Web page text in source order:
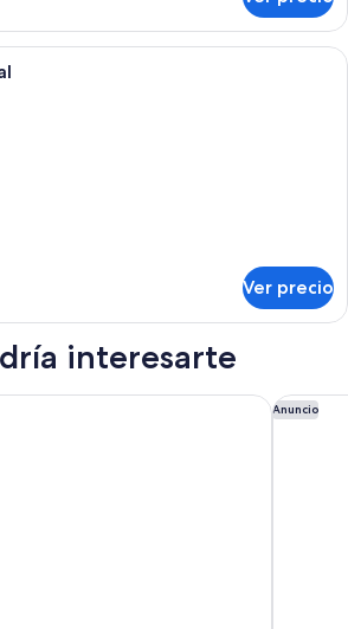
Ropa de cama de alta calidad y
Ver precio
interesarte
Anuncio
Hotel